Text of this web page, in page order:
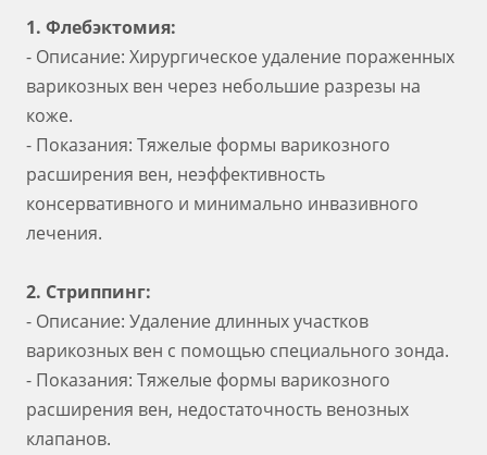
1. Флебэктомия:
- Описание: Хирургическое удаление пораженных
варикозных вен через небольшие разрезы на
коже.
- Показания: Тяжелые формы варикозного
расширения вен, неэффективность
консервативного и минимально инвазивного
лечения.
2. Стриппинг:
- Описание: Удаление длинных участков
варикозных вен с помощью специального зонда.
- Показания: Тяжелые формы варикозного
расширения вен, недостаточность венозных
клапанов.